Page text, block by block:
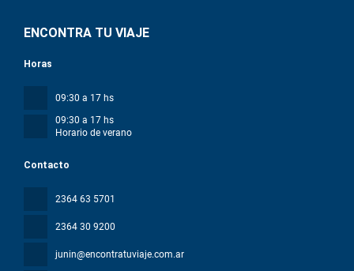
ENCONTRA TU VIAJE
Contacto
2364 63 5701
2364 30 9200
junin@encontratuviaje.com.ar
Horas
09:30 a 17 hs
09:30 a 17 hs
Horario de verano